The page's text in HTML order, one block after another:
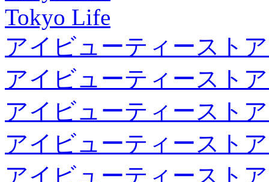
Tokyo Life
アイビューティースト
アイビューティースト
アイビューティースト
アイビューティースト
アイビューティースト